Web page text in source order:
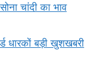
चांदी का भाव
धारकों बड़ी खुशखबरी